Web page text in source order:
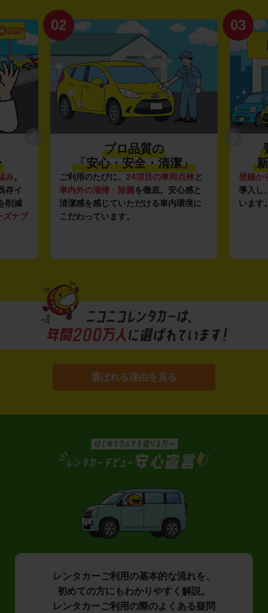
み。
存イ
削減
ズナブ
02
プロ品質の
「安心・安全・清潔」
ご利用のたびに、 24項目の車両点検と
車内外の清掃・除菌を徹底。安心感と
清潔感を感じていただける車内環境に
こだわっています。
03
登録か
導入し
います
選ばれる理由を見る
レンタカーご利用の基本的な流れを、
初めての方にもわかりやすく解説。
レンタカーご利用の際のよくある疑問